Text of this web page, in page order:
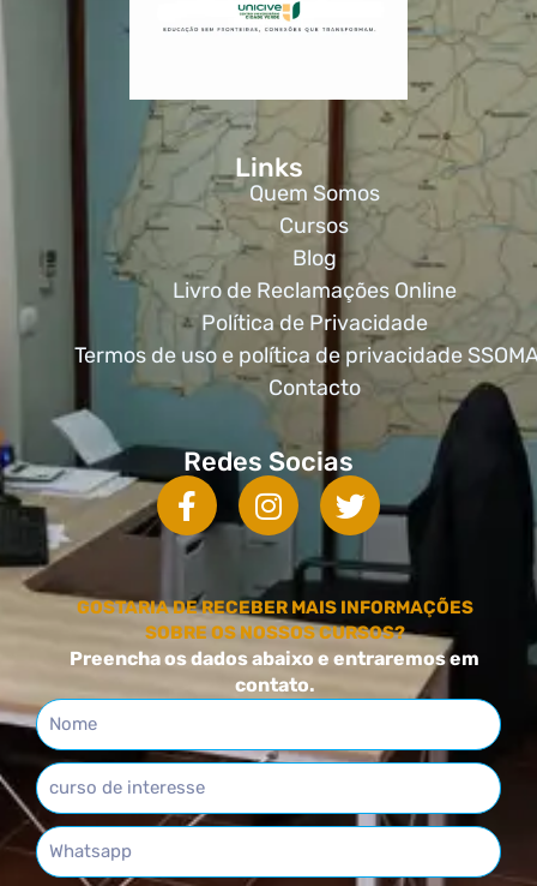
Links
Quem Somos
Cursos
Blog
Livro de Reclamações Online
Política de Privacidade
Termos de uso e política de privacidade
Contacto
Redes Socias
GOSTARIA DE RECEBER MAIS INFORMAÇÕES
SOBRE OS NOSSOS CURSOS?
Preencha os dados abaixo e entraremos em
contato.